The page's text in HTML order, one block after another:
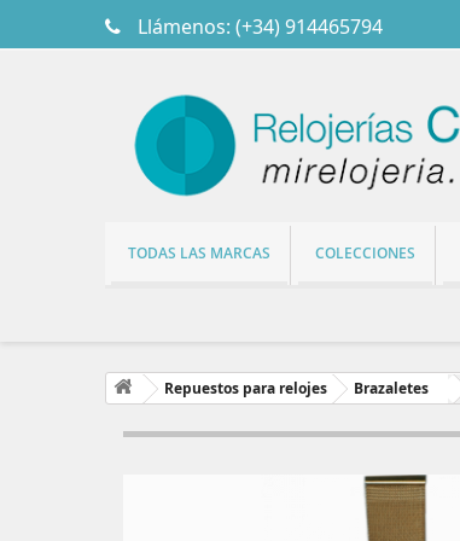
Llámenos: (+34) 914465794
TODAS LAS MARCAS COLECCIONES
Repuestos para relojes Brazaletes